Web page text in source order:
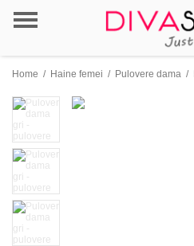
Home / Haine femei / Pulovere dama /